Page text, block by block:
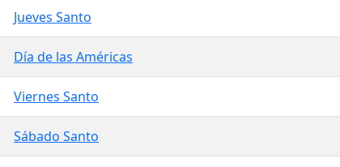
Jueves Santo
Día de las Américas
Viernes Santo
Sábado Santo